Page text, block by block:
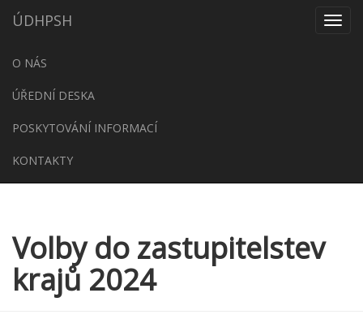
Menu
ÚDHPSH
O NÁS
ÚŘEDNÍ DESKA
POSKYTOVÁNÍ INFORMACÍ
KONTAKTY
Volby do zastupitelstev
krajů 2024